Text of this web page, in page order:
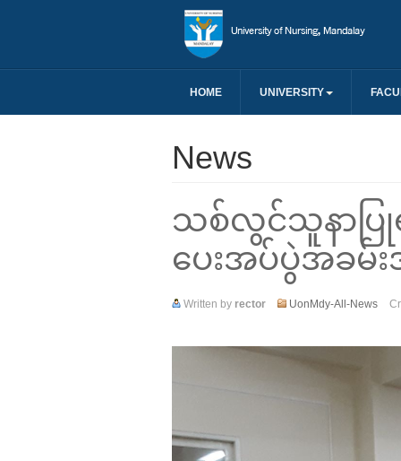
HOME UNIVERSITY
News
သစ်လွင်သူနာပြု
ပေးအပ်ပွဲအခမ်း
Written by rector UonMdy-All-News